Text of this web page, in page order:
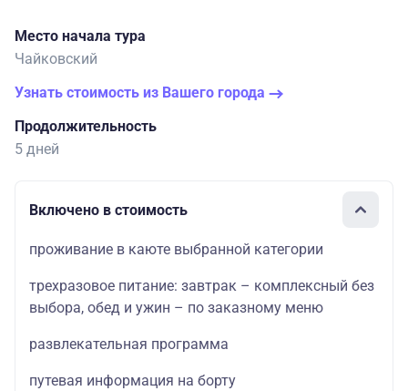
Место начала тура
Чайковский
Узнать стоимость из Вашего города
Продолжительность
5 дней
Включено в стоимость
проживание в каюте выбранной категории
трехразовое питание: завтрак – комплексный без
выбора, обед и ужин – по заказному меню
развлекательная программа
путевая информация на борту